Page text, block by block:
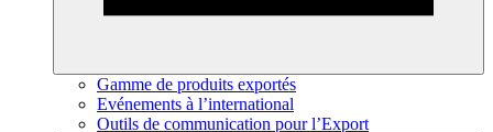
Gamme de produits exportés
Evénements à l’international
Outils de communication pour l’Export